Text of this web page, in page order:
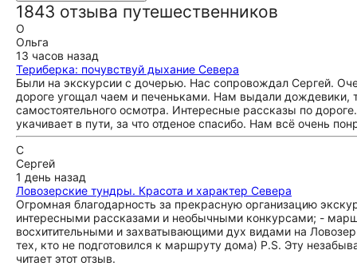
1843 отзыва путешественников
О
Ольга
13 часов назад
Териберка: почувствуй дыхание Севера
Были на экскурсии с дочерью. Нас сопровождал Сергей.
дороге угощал чаем и печеньками. Нам выдали дождевики,
самостоятельного осмотра. Интересные рассказы по
укачивает в пути, за что отденое спасибо. Нам всё очень
С
Сергей
1 день назад
Ловозерские тундры. Красота и характер Севера
Огромная благодарность за прекрасную организацию
интересными рассказами и необычными конкурсами; -
восхитительными и захватывающими дух видами на
тех, кто не подготовился к маршруту дома) P.S. Эту
читает этот отзыв.